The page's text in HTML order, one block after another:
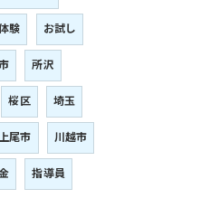
験 お試し
所沢
桜区 埼玉
尾市 川越市
指導員